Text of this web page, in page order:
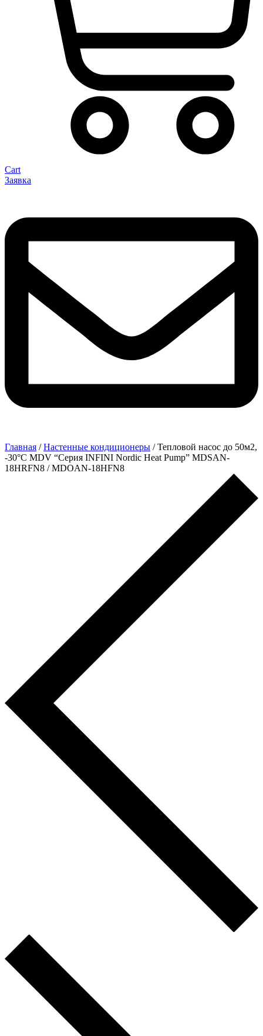
Cart
Заявка
Главная /Настенные кондиционеры / Тепловой насос до 50м2,
-30°C MDV “Серия INFINI Nordic Heat Pump” MDSAN-
18HRFN8 / MDOAN-18HFN8